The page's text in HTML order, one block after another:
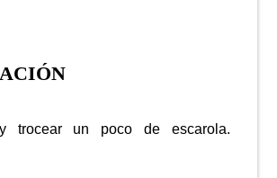
trocear un poco de escarola.